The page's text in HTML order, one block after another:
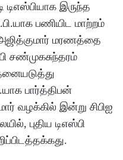
இருந்த
பணியிட மாற்றம்
மரணத்தை
சண்முகசுந்தரம்
பார்த்திபன்
வழக்கில் இன்று சிபிஐ
புதிய டிஎஸ்பி